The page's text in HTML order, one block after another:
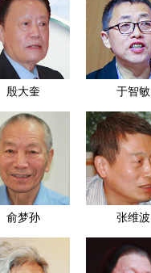
殷大奎 于智敏
俞梦孙 张维波